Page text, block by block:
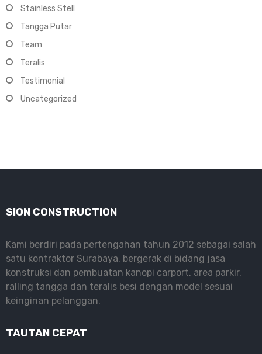
Stainless Stell
Tangga Putar
Team
Teralis
Testimonial
Uncategorized
SION CONSTRUCTION
Kami berdiri pada pertengahan tahun 2012 sebagai salah
satu kontraktor Surabaya, bergerak di bidang jasa
konstruksi dan pembuatan kanopi carport, area parkir,
ralling tangga dan teralis besi dengan model sesuai
keinginan pelanggan.
TAUTAN CEPAT